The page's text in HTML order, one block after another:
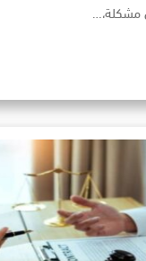
مشكلة،…